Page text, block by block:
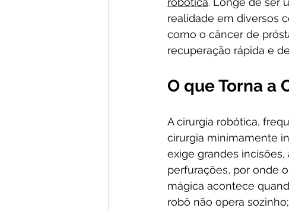
realidade em diversos
como o câncer de
recuperação rápida e
O que Torna a
A cirurgia robótica,
cirurgia minimamente
exige grandes
perfurações, por onde
mágica acontece
robô não opera